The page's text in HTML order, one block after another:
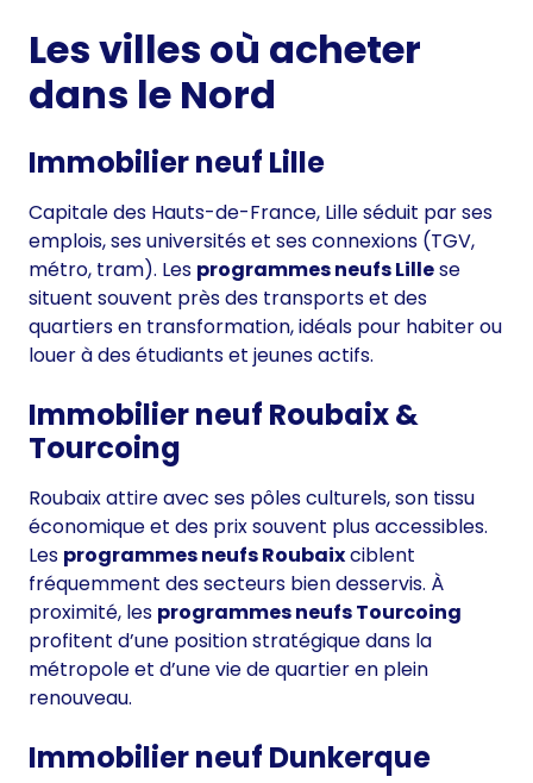
Les villes où acheter
dans le Nord
Immobilier neuf Lille
Capitale des Hauts-de-France, Lille séduit par ses
emplois, ses universités et ses connexions (TGV,
métro, tram). Les programmes neufs Lillese
situent souvent près des transports et des
quartiers en transformation, idéals pour habiter ou
louer à des étudiants et jeunes actifs.
Immobilier neuf Roubaix &
Tourcoing
Roubaix attire avec ses pôles culturels, son tissu
économique et des prix souvent plus accessibles.
Les programmes neufs Roubaixciblent
fréquemment des secteurs bien desservis. À
proximité, les programmes neufs Tourcoing
profitent d’une position stratégique dans la
métropole et d’une vie de quartier en plein
renouveau.
Immobilier neuf Dunkerque